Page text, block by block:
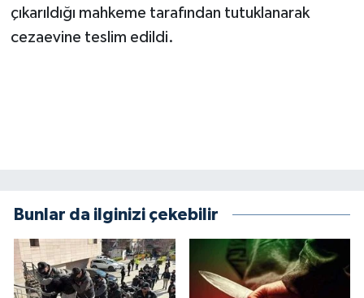
çıkarıldığı mahkeme tarafından tutuklanarak
cezaevine teslim edildi.
Bunlar da ilginizi çekebilir
KİM KİMDİR
MİZAH
TARİH